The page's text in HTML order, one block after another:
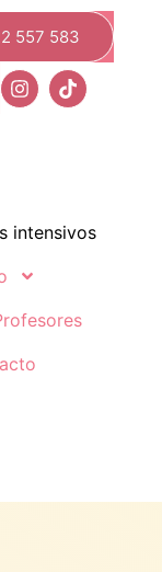
557 583
intensivos